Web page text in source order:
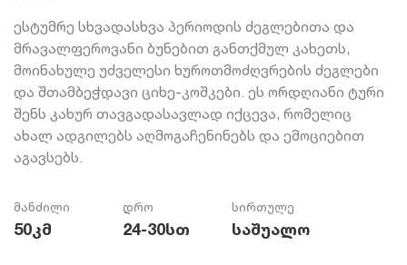
ესტუმრე სხვადასხვა პერიოდის ძეგლებითა და
მრავალფეროვანი ბუნებით განთქმულ კახეთს,
მოინახულე უძველესი ხუროთმოძღვრების ძეგლები
და შთამბეჭდავი ციხე-კოშკები. ეს ორდღიანი ტური
შენს კახურ თავგადასავლად იქცევა, რომელიც
ახალ ადგილებს აღმოგაჩენინებს და ემოციებით
აგავსებს.
მანძილი
50კმ
დრო
24-30სთ
სირთულე
საშუალო